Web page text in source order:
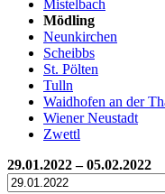
Mistelbach
Mödling
Neunkirchen
Scheibbs
St. Pölten
Tulln
Waidhofen an der
Wiener Neustadt
Zwettl
29.01.2022 – 05.02.2022